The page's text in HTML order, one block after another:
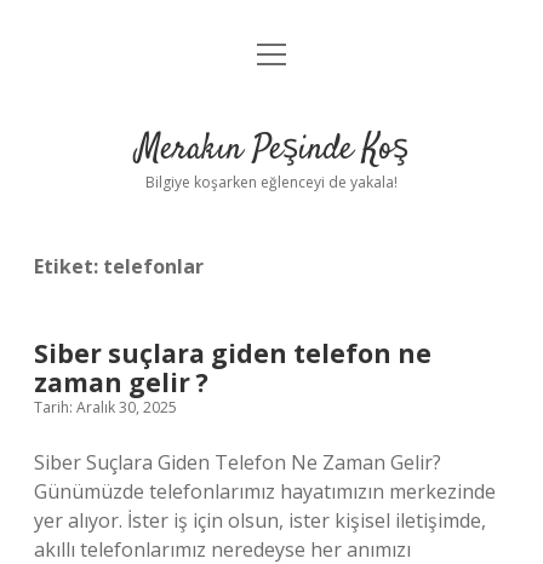
Anasayfa
Yasal Uyarı
menüyü
Merakın Peşinde Koş
Bilgiye koşarken eğlenceyi de yakala!
Etiket: telefonlar
Siber suçlara giden telefon ne
zaman gelir ?
Tarih: Aralık 30, 2025
Siber Suçlara Giden Telefon Ne Zaman Gelir?
Günümüzde telefonlarımız hayatımızın merkezinde
yer alıyor. İster iş için olsun, ister kişisel iletişimde,
akıllı telefonlarımız neredeyse her anımızı